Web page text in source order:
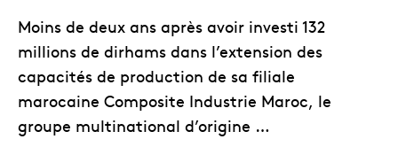
Moins de deux ans après avoir investi 132
millions de dirhams dans l’extension des
capacités de production de sa filiale
marocaine Composite Industrie Maroc, le
groupe multinational d’origine …